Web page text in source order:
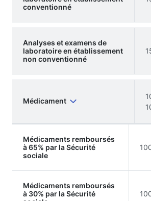
conventionné
Analyses et examens de
laboratoire en établissement
non conventionné
Médicament
Médicaments remboursés
à 65% par la Sécurité
sociale
Médicaments remboursés
à 30% par la Sécurité